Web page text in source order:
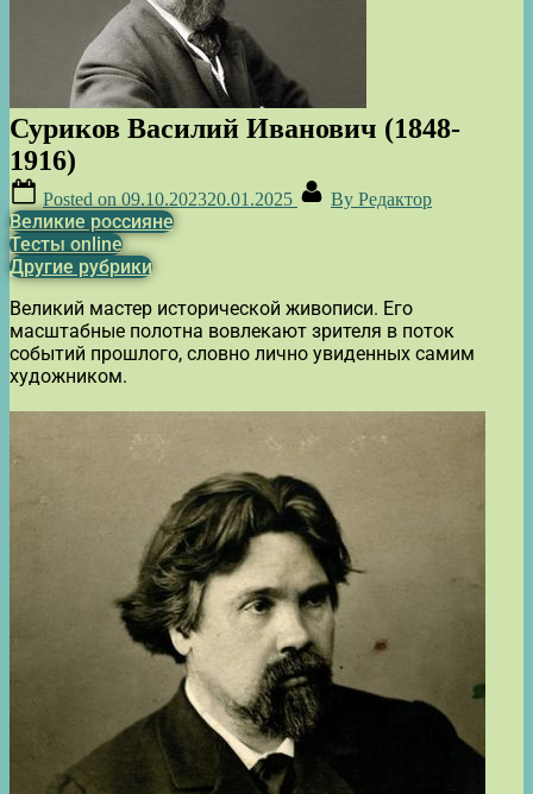
Суриков Василий Иванович (1848-
1916)
Posted on 09.10.202320.01.2025 By Редактор
Великие россияне
Тесты online
Другие рубрики
Великий мастер исторической живописи. Его
масштабные полотна вовлекают зрителя в поток
событий прошлого, словно лично увиденных самим
художником.